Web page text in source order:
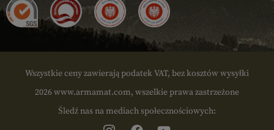
Wszystkie ceny zawierają podatek VAT, bez kosztów wysyłki
2026 www.armamat.com, wszelkie prawa zastrzeżone
Śledź nas na mediach społecznościowych: